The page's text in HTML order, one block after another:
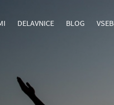
DELAVNICE BLOG